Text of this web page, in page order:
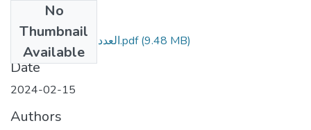
No
Thumbnail
Available
العدد رقم 38 - مؤمن.pdf(9.48 MB)
Date
2024-02-15
Authors